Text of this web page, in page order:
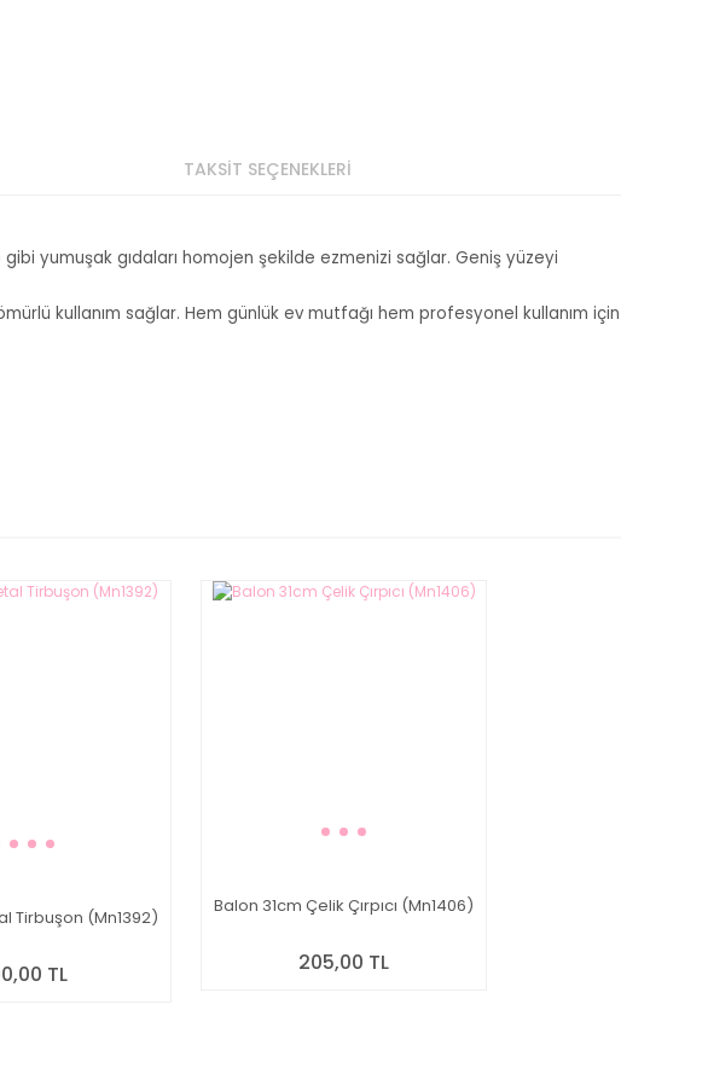
TAKSİT SEÇENEKLERİ
yumuşak gıdaları homojen şekilde ezmenizi sağlar. Geniş yüzeyi
kullanım sağlar. Hem günlük ev mutfağı hem profesyonel kullanım için
Tirbuşon (Mn1392)
TL
Balon 31cm Çelik Çırpıcı (Mn1406)
205,00 TL